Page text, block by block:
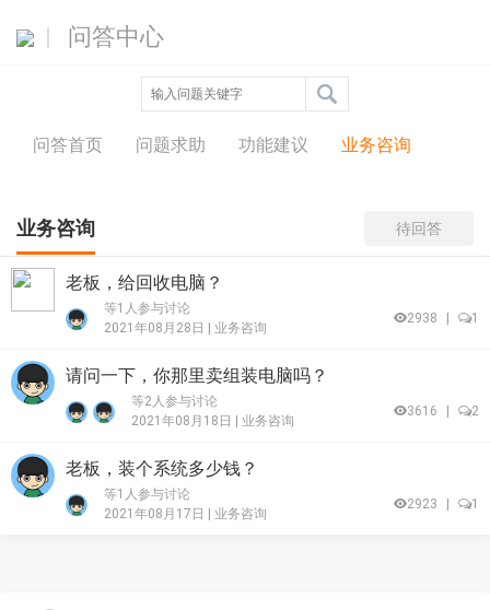
问答中心
问答首页 问题求助 功能建议 业务咨询
业务咨询 待回答
老板，给回收电脑？
等1人参与讨论
2021年08月28日 | 业务咨询
2938 1
请问一下，你那里卖组装电脑吗？
等2人参与讨论
2021年08月18日 | 业务咨询
3616 2
老板，装个系统多少钱？
等1人参与讨论
2021年08月17日 | 业务咨询
2923 1